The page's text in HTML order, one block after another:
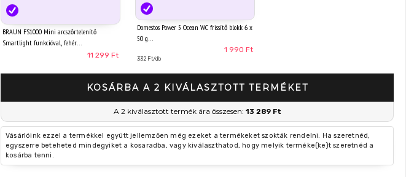
BRAUN FS1000 Mini arcszőrtelenítő
Smartlight funkcióval, fehér
11 299 Ft
Domestos Power 5 Ocean WC frissítő blokk 6 x
50 g
1 990 Ft
332 Ft/db
KOSÁRBA A 2 KIVÁLASZTOTT TERMÉKET
A 2 kiválasztott termék ára összesen: 13 289 Ft
Vásárlóink ezzel a termékkel együtt jellemzően még ezeket a termékeket szokták rendelni. Ha szeretnéd,
egyszerre beteheted mindegyiket a kosaradba, vagy kiválaszthatod, hogy melyik terméke(ke)t szeretnéd a
kosárba tenni.